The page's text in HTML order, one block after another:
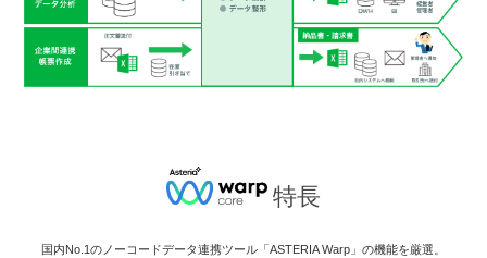
特長
国内No.1のノーコードデータ連携ツール「ASTERIA Warp」の機能を厳選。